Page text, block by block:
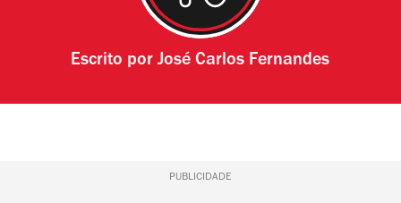
Escrito porJosé Carlos Fernandes
PUBLICIDADE